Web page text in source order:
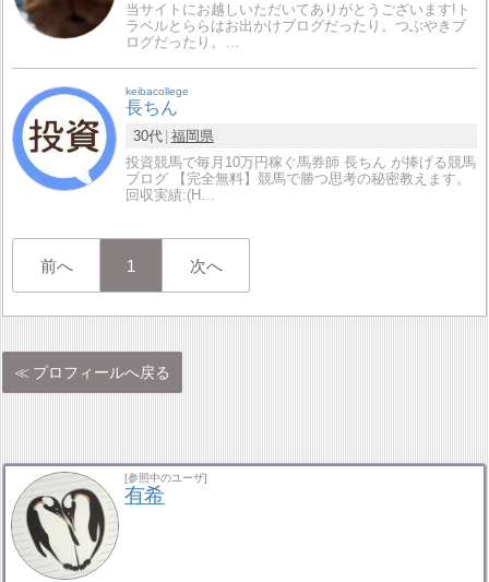
当サイトにお越しいただいてありがとうございます!ト
ラベルとららはお出かけブログだったり。つぶやきブ
ログだったり。…
keibacollege
長ちん
30代 福岡県
投資競馬で毎月10万円稼ぐ馬券師 長ちん が捧げる競馬
ブログ 【完全無料】競馬で勝つ思考の秘密教えます。
回収実績:(H…
前へ 1 次へ
プロフィールへ戻る
[参照中のユーザ]
有希